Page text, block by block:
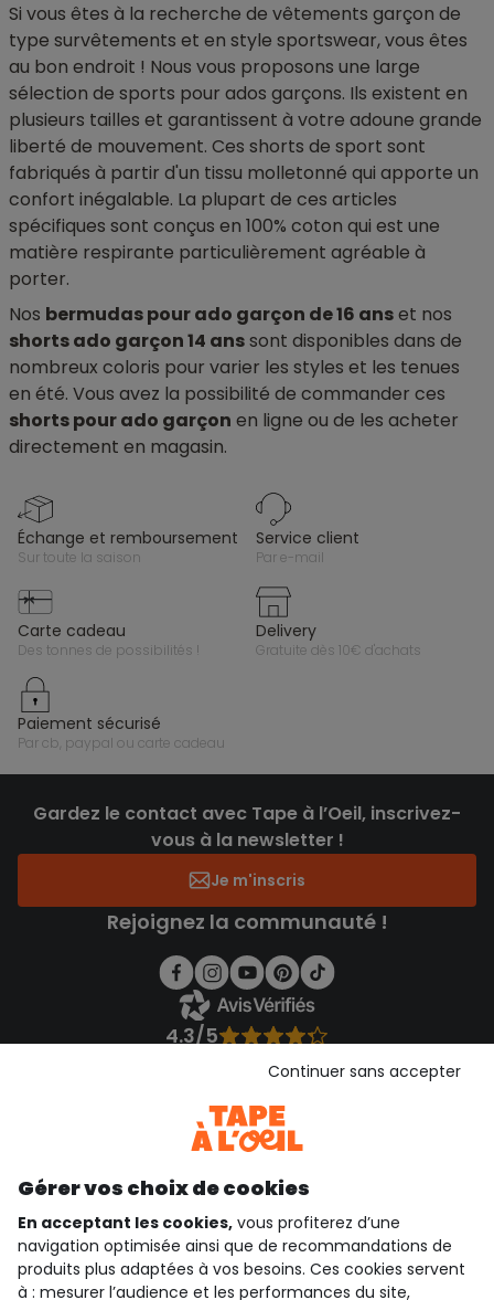
Si vous êtes à la recherche de vêtements garçon de
type survêtements et en style sportswear, vous êtes
au bon endroit ! Nous vous proposons une large
sélection de sports pour ados garçons. Ils existent en
plusieurs tailles et garantissent à votre adoune grande
liberté de mouvement. Ces shorts de sport sont
fabriqués à partir d'un tissu molletonné qui apporte un
confort inégalable. La plupart de ces articles
spécifiques sont conçus en 100% coton qui est une
matière respirante particulièrement agréable à
porter.
Nos bermudas pour ado garçon de 16 anset nos
shorts ado garçon 14 anssont disponibles dans de
nombreux coloris pour varier les styles et les tenues
en été. Vous avez la possibilité de commander ces
shorts pour ado garçon en ligne ou de les acheter
directement en magasin.
échange et remboursement
sur toute la saison
service client
par e-mail
carte cadeau
des tonnes de possibilités !
delivery
gratuite dès 10€ d'achats
paiement sécurisé
par cb, paypal ou carte cadeau
Gardez le contact avec Tape à l’Oeil, inscrivez-
vous à la newsletter !
Je m'inscris
Rejoignez la communauté !
4.3/5
Voir l’attestation de confiance
Téléchargez notre application
Découvrir notre application
qui sommes-nous ?
Gérer vos choix de cookies
En acceptant les cookies, vous profiterez d’une
navigation optimisée ainsi que de recommandations de
produits plus adaptées à vos besoins. Ces cookies servent
à : mesurer l’audience et les performances du site,
Continuer sans accepter